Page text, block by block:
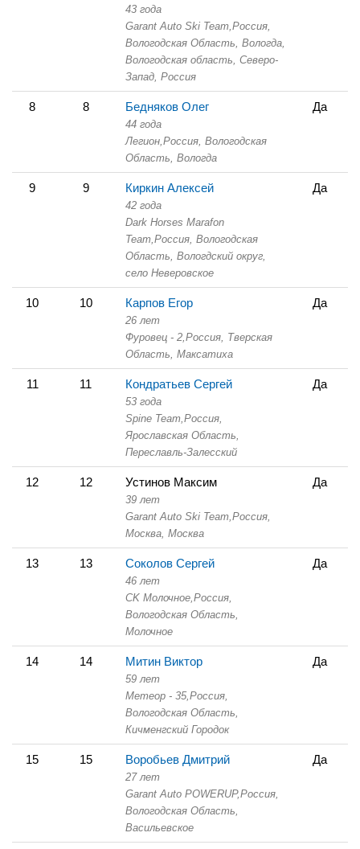
43 года
Garant Auto Ski Team, Россия,
Вологодская Область, Вологда,
Вологодская область, Северо-
Запад, Россия
8 8 Бедняков Олег
44 года
Легион, Россия, Вологодская
Область, Вологда
Да
9 9 Киркин Алексей
42 года
Dark Horses Marafon
Team, Россия, Вологодская
Область, Вологдский округ,
село Неверовское
Да
10 10 Карпов Егор
26 лет
Фуровец - 2, Россия, Тверская
Область, Максатиха
Да
11 11 Кондратьев Сергей
53 года
Spine Team, Россия,
Ярославская Область,
Переславль-Залесский
Да
12 12 Устинов Максим
39 лет
Garant Auto Ski Team, Россия,
Москва, Москва
Да
13 13 Соколов Сергей
46 лет
СK Молочное, Россия,
Вологодская Область,
Молочное
Да
14 14 Митин Виктор
59 лет
Метеор - 35, Россия,
Вологодская Область,
Кичменгский Городок
Да
15 15 Воробьев Дмитрий
27 лет
Garant Auto POWERUP,Россия,
Вологодская Область,
Васильевское
Да